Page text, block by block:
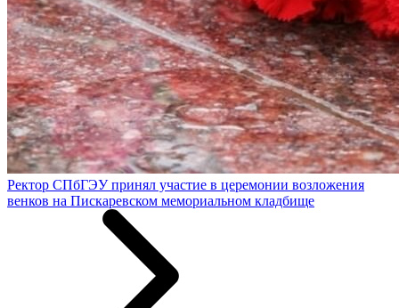
Ректор СПбГЭУ принял участие в церемонии возложения
венков на Пискаревском мемориальном кладбище